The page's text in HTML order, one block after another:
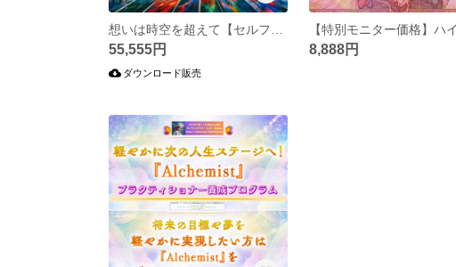
55,555円
ダウンロード販売
8,888円